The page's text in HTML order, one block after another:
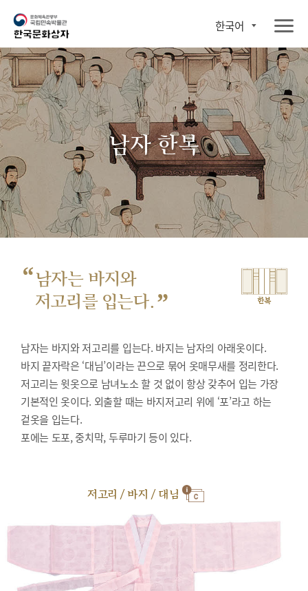
한국어
남자 한복
“남자는 바지와
저고리를 입는다. ” 한복
남자는 바지와 저고리를 입는다. 바지는 남자의 아래옷이다.
바지 끝자락은 ‘대님’이라는 끈으로 묶어 옷매무새를 정리한다.
저고리는 윗옷으로 남녀노소 할 것 없이 항상 갖추어 입는 가장
기본적인 옷이다. 외출할 때는 바지저고리 위에 ‘포’라고 하는
겉옷을 입는다.
포에는 도포, 중치막, 두루마기 등이 있다.
저고리 / 바지 / 대님